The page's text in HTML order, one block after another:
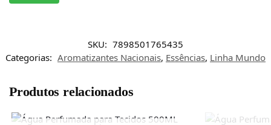
SKU: 7898501765435
Categorias: Aromatizantes Nacionais, Essências, Linha Mundo
Produtos relacionados